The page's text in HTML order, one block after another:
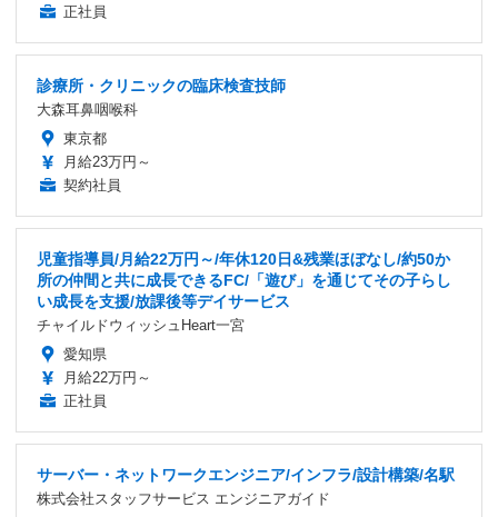
正社員
診療所・クリニックの臨床検査技師
大森耳鼻咽喉科
東京都
月給23万円～
契約社員
児童指導員/月給22万円～/年休120日&残業ほぼなし/約50か
所の仲間と共に成長できるFC/「遊び」を通じてその子らし
い成長を支援/放課後等デイサービス
チャイルドウィッシュHeart一宮
愛知県
月給22万円～
正社員
サーバー・ネットワークエンジニア/インフラ/設計構築/名駅
株式会社スタッフサービス エンジニアガイド